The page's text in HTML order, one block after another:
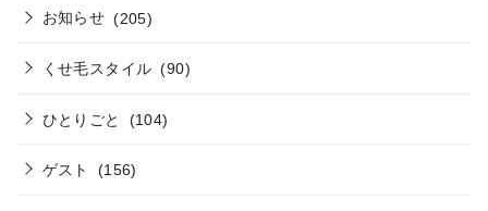
お知らせ (205)
くせ毛スタイル (90)
ひとりごと (104)
ゲスト (156)